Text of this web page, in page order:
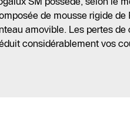
de mousse rigide
amovible. Les pertes
considérablement vos